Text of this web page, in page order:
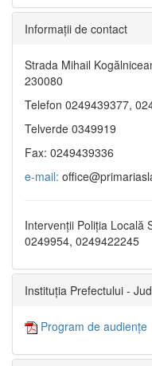
Informaţii de contact
Strada Mihail
230080
Telefon 0249439377,
Telverde 0349919
Fax: 0249439336
e-mail:
Intervenții Poliția Locală
0249954, 0249422245
Instituția Prefectului -
Program de audiențe